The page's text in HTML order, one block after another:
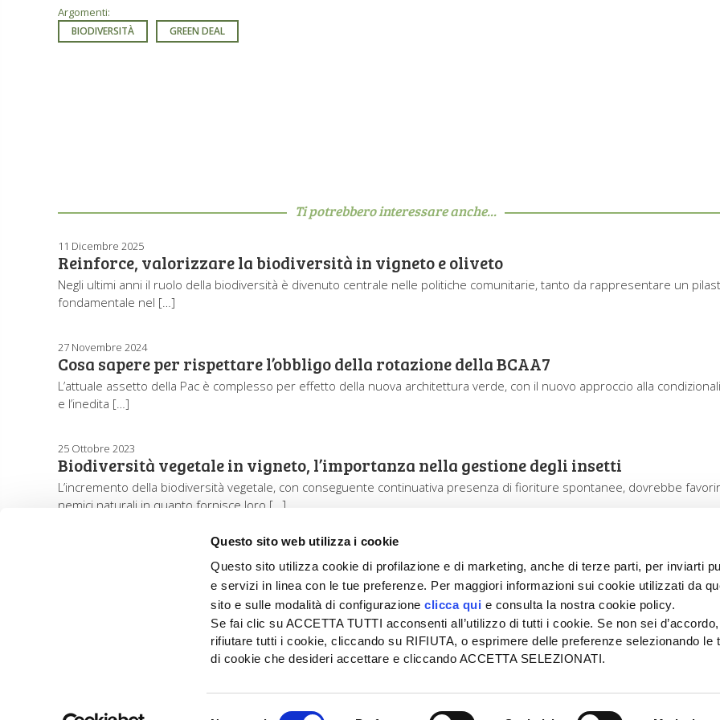
Questo sito web utilizza i cookie
Questo sito utilizza cookie di profilazione e di marketing, anche di terze parti, per inviarti
e servizi in linea con le tue preferenze. Per maggiori informazioni sui cookie utilizzati da
sito e sulle modalità di configurazioneclicca qui e consulta la nostra cookie policy.
Se fai clic su ACCETTA TUTTI acconsenti all’utilizzo di tutti i cookie. Se non sei
rifiutare tutti i cookie, cliccando su RIFIUTA, o esprimere delle preferenze selezionando le
di cookie che desideri accettare e cliccando ACCETTA SELEZIONATI.
Argomenti:
BIODIVERSITÀ GREEN DEAL
Ti potrebbero interessare anche...
11 Dicembre 2025
Reinforce, valorizzare la biodiversità in vigneto e oliveto
Negli ultimi anni il ruolo della biodiversità è divenuto centrale nelle politiche comunitarie, tanto da rappresentare un
fondamentale nel […]
27 Novembre 2024
Cosa sapere per rispettare l’obbligo della rotazione della BCAA7
L’attuale assetto della Pac è complesso per effetto della nuova architettura verde, con il nuovo approccio alla
e l’inedita […]
25 Ottobre 2023
Biodiversità vegetale in vigneto, l’importanza nella gestione degli insetti
L’incremento della biodiversità vegetale, con conseguente continuativa presenza di fioriture spontanee, dovrebbe
nemici naturali in quanto fornisce loro […]
EDIZIONI L'INFORMATORE AGRARIO Srl
SEDE
Tel + 39.045.8057511
info@informatoreagrario.it
PUBBLICITÀ
Tel +